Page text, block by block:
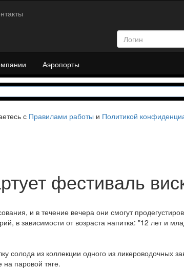
Аэропорты
с Правилами работы и Политикой
фестиваль
и в течение вечера они смогут
в зависимости от возраста напитка: "12 лет и
солода из коллекции одного из ликероводочных
на паровой тяге.